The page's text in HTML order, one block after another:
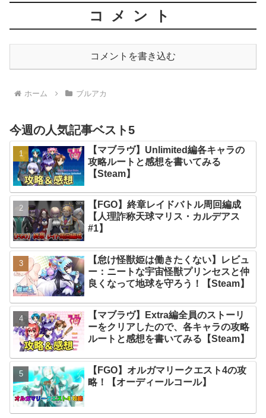
コメント
コメントを書き込む
ホーム ブルアカ
今週の人気記事ベスト5
【マブラヴ】Unlimited編各キャラの
攻略ルートと感想を書いてみる
【Steam】
【FGO】終章レイドバトル周回編成
【人理詐称天球マリス・カルデアス
#1】
【怠け怪獣姫は働きたくない】レビュ
ー：ニートな宇宙怪獣プリンセスと仲
良くなって地球を守ろう！【Steam】
【マブラヴ】Extra編全員のストーリ
ーをクリアしたので、各キャラの攻略
ルートと感想を書いてみる【Steam】
【FGO】オルガマリークエスト4の攻
略！【オーディールコール】